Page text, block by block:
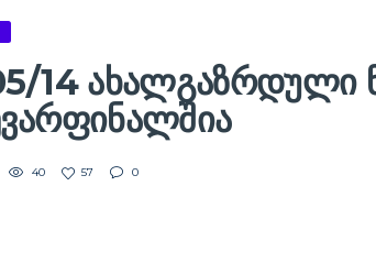
14 ᲐᲮᲐᲚᲒᲐᲖᲠᲓᲣᲚᲘ
40 57 0